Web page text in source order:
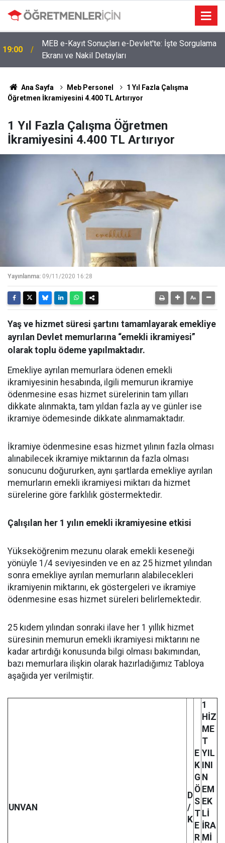
19:00
MEB e-Kayıt Sonuçları e-Devlet'te: İşte Sorgulama
Ekranı ve Nakil Detayları
Ana Sayfa Meb Personel
1 Yıl Fazla Çalışma
Öğretmen İkramiyesini 4.400 TL Artırıyor
1 Yıl Fazla Çalışma Öğretmen
İkramiyesini 4.400 TL Artırıyor
Yayınlanma: 09/11/2020 16:28
Yaş ve hizmet süresi şartını tamamlayarak emekliye
ayrılan Devlet memurlarına “emekli ikramiyesi”
olarak toplu ödeme yapılmaktadır.
Emekliye ayrılan memurlara ödenen emekli
ikramiyesinin hesabında, ilgili memurun ikramiye
ödenmesine esas hizmet sürelerinin tam yılları
dikkate alınmakta, tam yıldan fazla ay ve günler ise
ikramiye ödemesinde dikkate alınmamaktadır.
İkramiye ödenmesine esas hizmet yılının fazla olması
alınabilecek ikramiye miktarının da fazla olması
sonucunu doğururken, aynı şartlarda emekliye ayrılan
memurların emekli ikramiyesi miktarı da hizmet
sürelerine göre farklılık göstermektedir.
Çalışılan her 1 yılın emekli ikramiyesine etkisi
Yükseköğrenim mezunu olarak emekli keseneği
yönüyle 1/4 seviyesinden ve en az 25 hizmet yılından
sonra emekliye ayrılan memurların alabilecekleri
ikramiyenin miktarını, ek göstergeleri ve ikramiye
ödenmesine esas hizmet süreleri belirlemektedir.
25 kıdem yılından sonraki ilave her 1 yıllık hizmet
süresinin memurun emekli ikramiyesi miktarını ne
kadar artırdığı konusunda bilgi olması bakımından,
bazı memurlara ilişkin olarak hazırladığımız Tabloya
aşağıda yer verilmiştir.
UNVAN
D
/
K
E
K
G
Ö
S
T
E
R
1
HİZ
ME
T
YIL
INI
N
EM
EK
Lİ
İRA
Mİ